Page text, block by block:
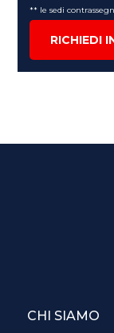
** le sedi
RICHIEDI
CHI SIAMO